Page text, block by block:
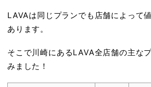
LAVAは同じプランでも店舗によって
あります。
そこで川崎にあるLAVA全店舗の主な
みました！